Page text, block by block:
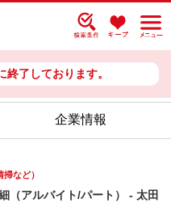
了しております。
企業情報
など）
アルバイト/パート） - 太田